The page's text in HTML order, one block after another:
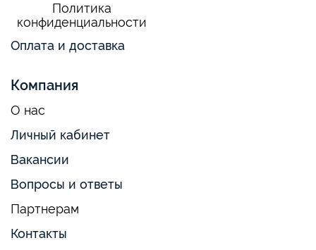
Политика
конфиденциальности
Оплата и доставка
Компания
О нас
Личный кабинет
Вакансии
Вопросы и ответы
Партнерам
Контакты